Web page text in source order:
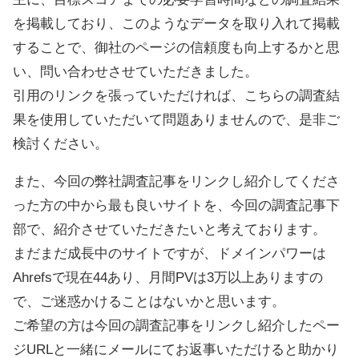
を掲載しており、このようなデータを取り入れて掲載
することで、御社のページの信頼度も向上するかと思
い、問い合わせさせていただきました。
引用のリンクを張っていただければ、こちらの調査結
果を使用していただいて問題ありませんので、是非ご
検討ください。
また、今回の弊社調査記事をリンクし紹介してくださ
った方の中から最も良いサイトを、今回の調査記事下
部で、紹介させていただきたいと考えております。
まだまだ成長中のサイトですが、ドメインパワーは
Ahrefsで現在44あり、月間PVは3万以上ありますの
で、ご迷惑かけることはないかと思います。
ご希望の方は今回の調査記事をリンクし紹介したペー
ジURLと一緒にメールにてお返事いただけると助かり